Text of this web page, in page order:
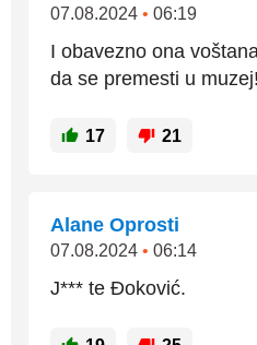
07.08.2024 • 06:19
I obavezno ona
da se premesti u muzej!
17 21
Alane Oprosti
07.08.2024 • 06:14
J*** te Đoković.